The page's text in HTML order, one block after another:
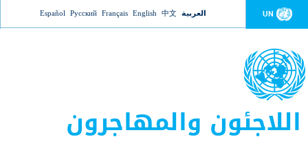
Jump to navigation UN العربية 中文
English
Français
Русский
Español
اللاجئون والمهاجرون